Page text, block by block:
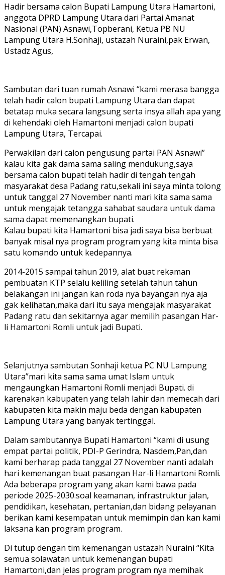
Hadir bersama calon Bupati Lampung Utara Hamartoni,
anggota DPRD Lampung Utara dari Partai Amanat
Nasional (PAN) Asnawi,Topberani, Ketua PB NU
Lampung Utara H.Sonhaji, ustazah Nuraini,pak Erwan,
Ustadz Agus,
Sambutan dari tuan rumah Asnawi “kami merasa bangga
telah hadir calon bupati Lampung Utara dan dapat
betatap muka secara langsung serta insya allah apa yang
di kehendaki oleh Hamartoni menjadi calon bupati
Lampung Utara, Tercapai.
Perwakilan dari calon pengusung partai PAN Asnawi”
kalau kita gak dama sama saling mendukung,saya
bersama calon bupati telah hadir di tengah tengah
masyarakat desa Padang ratu,sekali ini saya minta tolong
untuk tanggal 27 November nanti mari kita sama sama
untuk mengajak tetangga sahabat saudara untuk dama
sama dapat memenangkan bupati.
Kalau bupati kita Hamartoni bisa jadi saya bisa berbuat
banyak misal nya program program yang kita minta bisa
satu komando untuk kedepannya.
2014-2015 sampai tahun 2019, alat buat rekaman
pembuatan KTP selalu keliling setelah tahun tahun
belakangan ini jangan kan roda nya bayangan nya aja
gak kelihatan,maka dari itu saya mengajak masyarakat
Padang ratu dan sekitarnya agar memilih pasangan Har-
li Hamartoni Romli untuk jadi Bupati.
Selanjutnya sambutan Sonhaji ketua PC NU Lampung
Utara”mari kita sama sama umat Islam untuk
mengaungkan Hamartoni Romli menjadi Bupati. di
karenakan kabupaten yang telah lahir dan memecah dari
kabupaten kita makin maju beda dengan kabupaten
Lampung Utara yang banyak tertinggal.
Dalam sambutannya Bupati Hamartoni “kami di usung
empat partai politik, PDI-P Gerindra, Nasdem,Pan,dan
kami berharap pada tanggal 27 November nanti adalah
hari kemenangan buat pasangan Har-li Hamartoni Romli.
Ada beberapa program yang akan kami bawa pada
periode 2025-2030.soal keamanan, infrastruktur jalan,
pendidikan, kesehatan, pertanian,dan bidang pelayanan
berikan kami kesempatan untuk memimpin dan kan kami
laksana kan program program.
Di tutup dengan tim kemenangan ustazah Nuraini “Kita
semua solawatan untuk kemenangan bupati
Hamartoni,dan jelas program program nya memihak